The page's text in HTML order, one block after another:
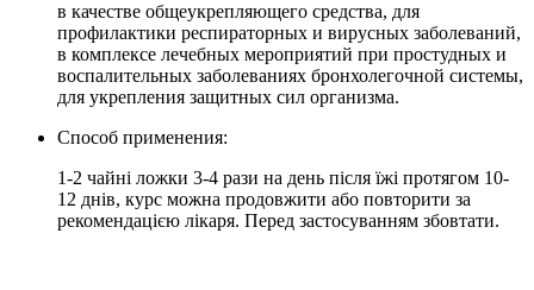
в качестве общеукрепляющего средства, для
профилактики респираторных и вирусных заболеваний,
в комплексе лечебных мероприятий при простудных и
воспалительных заболеваниях бронхолегочной системы,
для укрепления защитных сил организма.
Cпособ применения:
1-2 чайні ложки 3-4 рази на день після їжі протягом 10-
12 днів, курс можна продовжити або повторити за
рекомендацією лікаря. Перед застосуванням збовтати.